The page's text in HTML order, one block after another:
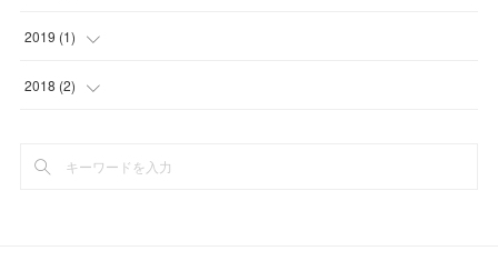
( )
( )
( )
2019 (1)
( )
2018 (2)